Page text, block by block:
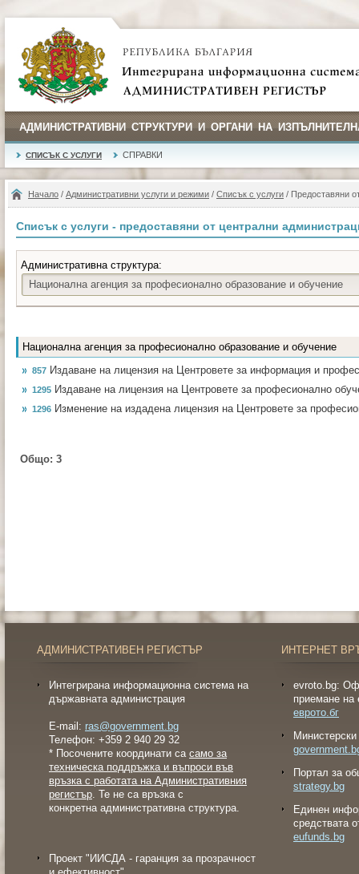
АДМИНИСТРАТИВНИ СТРУКТУРИ И ОРГАНИ НА
СПИСЪК С УСЛУГИ СПРАВКИ
Начало / Административни услуги и режими / Списък с услуги / Предоставяни
Списък с услуги - предоставяни от централни
Административна структура:
Национална агенция за професионално образование и обучение
Национална агенция за професионално образование и обучение
857 Издаване на лицензия на Центровете за информация и
1295 Издаване на лицензия на Центровете за професионално
1296 Изменение на издадена лицензия на Центровете за
Общо: 3
АДМИНИСТРАТИВЕН РЕГИСТЪР
Интегрирана информационна система на
държавната администрация
E-mail: ras@government.bg
Телефон: +359 2 940 29 32
* Посочените координати са само за
техническа поддръжка и въпроси във
връзка с работата на Административния
регистър. Те не са връзка с
конкретна административна структура.
Проект "ИИСДА - гаранция за прозрачност
ИНТЕРНЕТ
evroto.bg:
приемане на
еврото.бг
Портал за
strategy.bg
Eдинен
средствата
eufunds.bg